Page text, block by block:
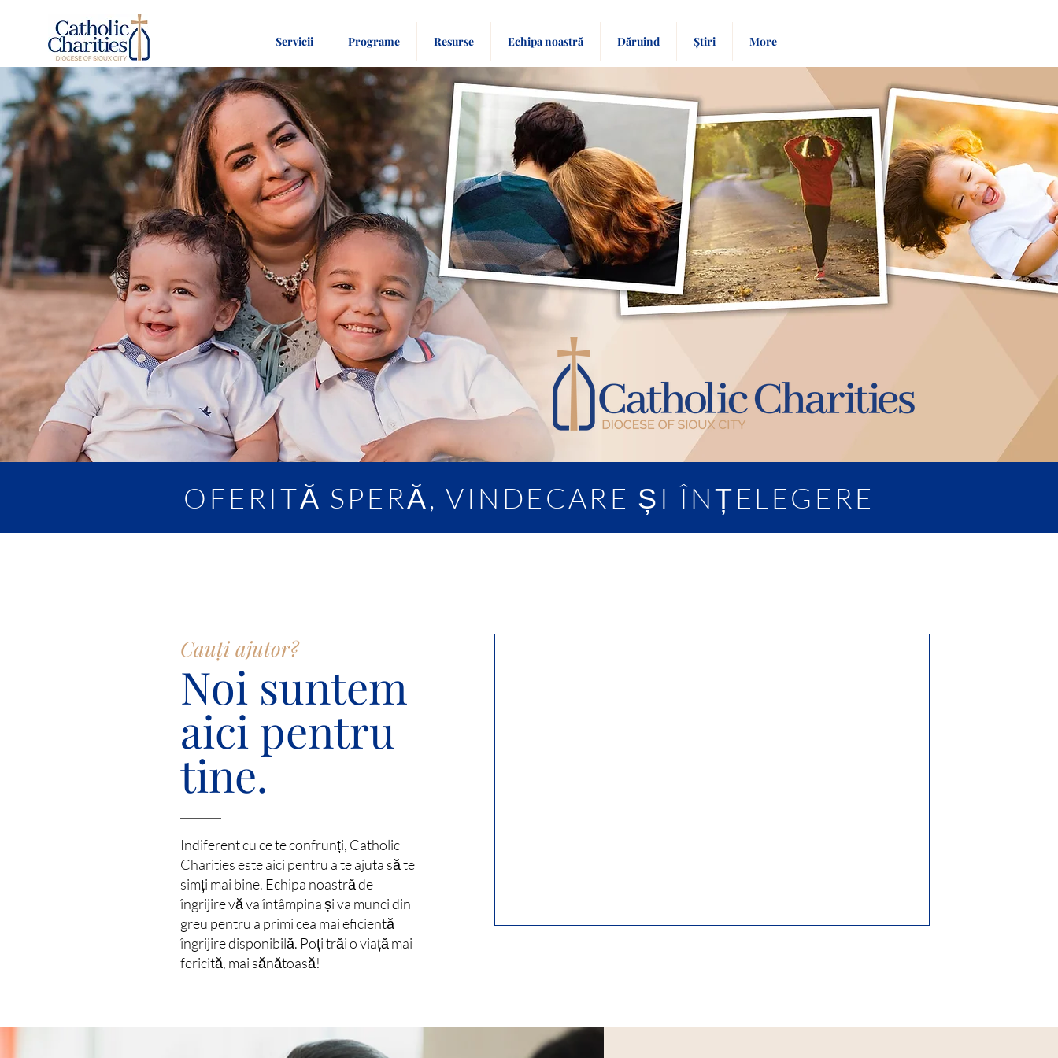
Servicii Programe Resurse Echipa noastră Dăruind Știri More
OFERITĂ SPERĂ, VINDECARE ȘI ÎNȚELEGERE
Cauți ajutor?
Noi suntem
aici pentru
tine.
Indiferent cu ce te confrunți, Catholic
Charities este aici pentru a te ajuta să te
simți mai bine. Echipa noastră de
îngrijire vă va întâmpina și va munci din
greu pentru a primi cea mai eficientă
îngrijire disponibilă. Poți trăi o viață mai
fericită, mai sănătoasă!